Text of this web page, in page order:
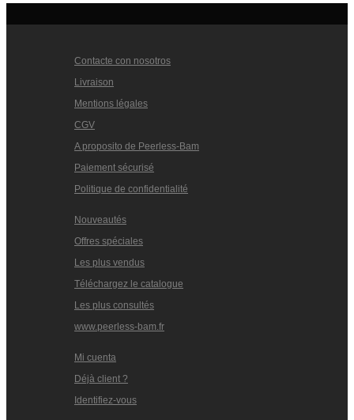
Contacte con nosotros
Livraison
Mentions légales
CGV
A proposito de Peerless-Bam
Paiement sécurisé
Politique de confidentialité
Nouveautés
Offres spéciales
Les plus vendus
Téléchargez le catalogue
Les plus consultés
www.peerless-bam.fr
Mi cuenta
Déjà client ?
Identifiez-vous